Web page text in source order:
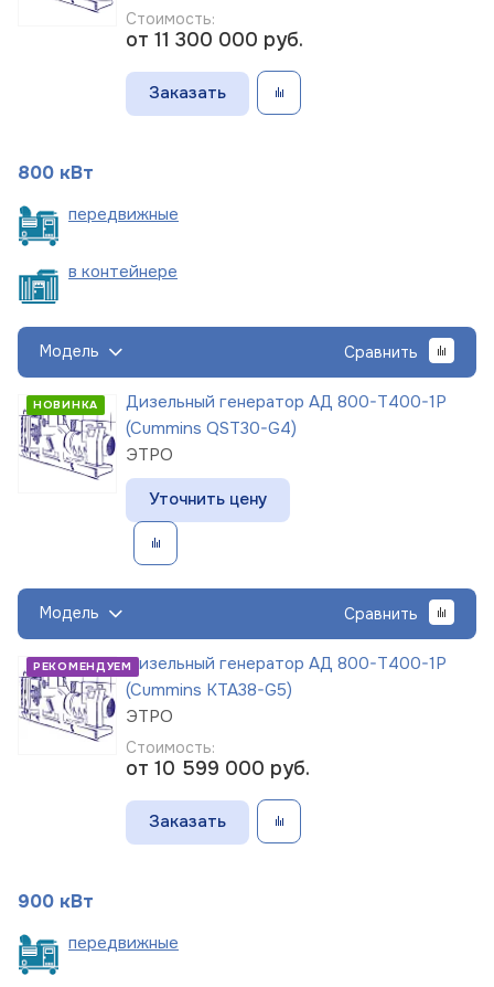
Стоимость:
от 11 300 000 руб.
Заказать
800 кВт
передвижные
в контейнере
Модель Сравнить
НОВИНКА
Дизельный генератор АД 800-Т400-1Р
(Cummins QST30-G4)
ЭТРО
Уточнить цену
Модель Сравнить
РЕКОМЕНДУЕМДизельный генератор АД 800-Т400-1Р
(Cummins KTA38-G5)
ЭТРО
Стоимость:
от 10 599 000 руб.
Заказать
900 кВт
передвижные